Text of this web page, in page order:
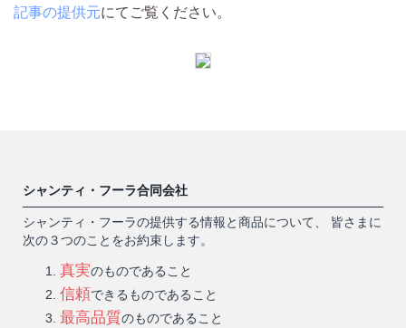
記事の提供元にてご覧ください。
シャンティ・フーラ合同会社
シャンティ・フーラの提供する情報と商品について、 皆さまに
次の３つのことをお約束します。
真実のものであること
信頼できるものであること
最高品質のものであること